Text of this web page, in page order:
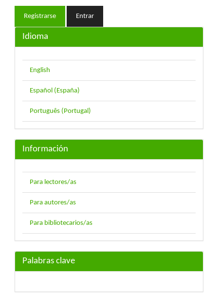
Registrarse Entrar
Idioma
English
Español (España)
Português (Portugal)
Información
Para lectores/as
Para autores/as
Para bibliotecarios/as
Palabras clave